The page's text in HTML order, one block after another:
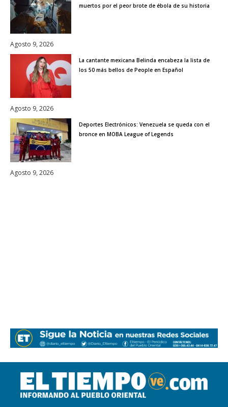
muertos por el peor brote de ébola de su historia
Agosto 9, 2026
La cantante mexicana Belinda encabeza la lista de
los 50 más bellos de People en Español
Agosto 9, 2026
Deportes Electrónicos: Venezuela se queda con el
bronce en MOBA League of Legends
Agosto 9, 2026